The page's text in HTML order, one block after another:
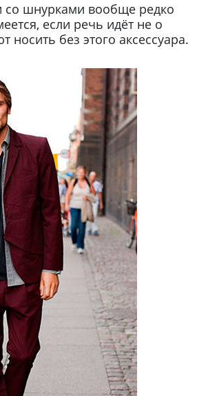
со шнурками вообще редко
если речь идёт не о
носить без этого аксессуара.